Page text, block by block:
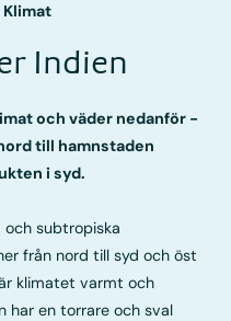
Klimat
Indien
och väder nedanför -
till hamnstaden
i syd.
och subtropiska
från nord till syd och öst
klimatet varmt och
har en torrare och sval